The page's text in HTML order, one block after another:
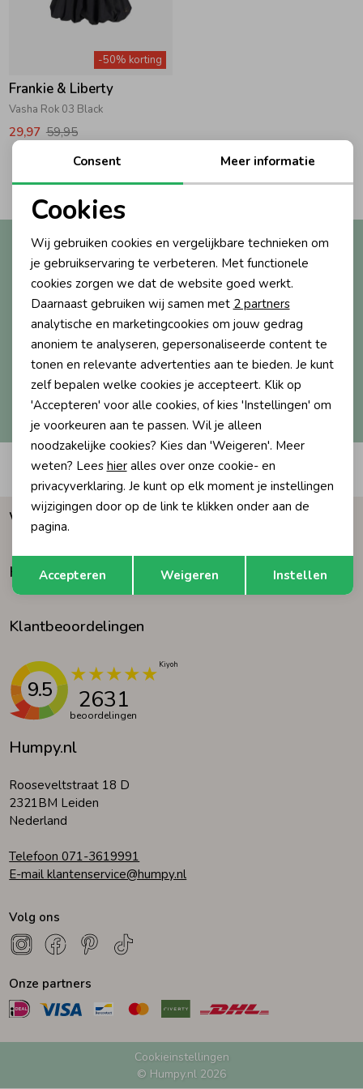
Zwemkleding
Vesten
Overhemden
Colberts & Gilets
Boxpakjes
Rompers
Ondergoed
Regenkleding &-laarzen
Zomeraccessoires
Kledingaccessoires
Zwemkleding
Vesten
Overhemden
Jurken
Rokken & Skorts
Jumpsuits
Blouses
Blazers & Gilets
Leggings
Boxpakjes
Ondergoed
Regenkleding &-laarzen
Kledingaccessoires
Beenmode
Winteraccessoires
Cadeaubonnen
Kledingaccessoires
Babyaccessoires
Verzorgingsproducten
Beenmode
Winteraccessoires
Winterjassen
Zwemvesten & Zwembandjes
Winterjassen
-50% korting
Frankie & Liberty
Vasha Rok 03 Black
29,97 59,95
Altijd als eerste op de hoogte?
Ontvang nieuwe collecties, exclusieve acties én direct
10% korting* op je eerste bestelling.
Aanmelden
Hoe we met je data omgaan? Bekijk dit in onze
privacyverklaring.
Automatisch sparen voor korting
Humpy.nl
Rooseveltstraat 18 D
2321BM Leiden
Nederland
Telefoon 071-3619991
E-mail klantenservice@humpy.nl
Waarom Humpy?
Klantenservice
Klantbeoordelingen
9.5 2631
beoordelingen
Volg ons
Onze partners
Cookieinstellingen
© Humpy.nl 2026
Noodzakelijke cookies
Personalisatie cookies
Analytische cookies
Marketing cookies
Terug Opslaan
Consent Meer informatie
Cookies
Wij gebruiken cookies en vergelijkbare technieken om
je gebruikservaring te verbeteren. Met functionele
cookies zorgen we dat de website goed werkt.
Daarnaast gebruiken wij samen met 2 partners
analytische en marketingcookies om jouw gedrag
anoniem te analyseren, gepersonaliseerde content te
tonen en relevante advertenties aan te bieden. Je kunt
zelf bepalen welke cookies je accepteert. Klik op
'Accepteren' voor alle cookies, of kies 'Instellingen' om
je voorkeuren aan te passen. Wil je alleen
noodzakelijke cookies? Kies dan 'Weigeren'. Meer
weten? Lees hieralles over onze cookie- en
privacyverklaring. Je kunt op elk moment je instellingen
wijzigingen door op de link te klikken onder aan de
pagina.
Accepteren Weigeren Instellen